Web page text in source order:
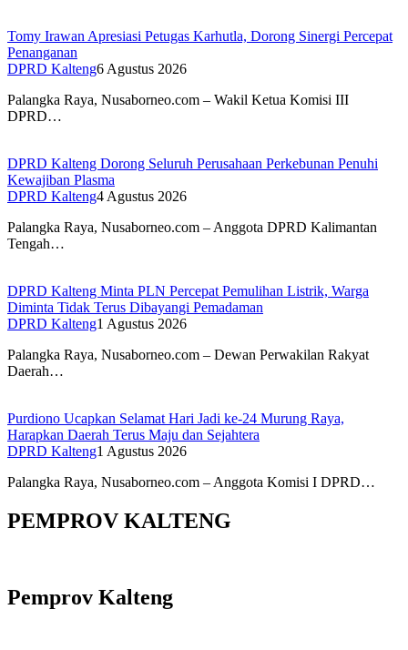
Tomy Irawan Apresiasi Petugas Karhutla, Dorong Sinergi Percepat
Penanganan
DPRD Kalteng6 Agustus 2026
Palangka Raya, Nusaborneo.com – Wakil Ketua Komisi III
DPRD…
DPRD Kalteng Dorong Seluruh Perusahaan Perkebunan Penuhi
Kewajiban Plasma
DPRD Kalteng4 Agustus 2026
Palangka Raya, Nusaborneo.com – Anggota DPRD Kalimantan
Tengah…
DPRD Kalteng Minta PLN Percepat Pemulihan Listrik, Warga
Diminta Tidak Terus Dibayangi Pemadaman
DPRD Kalteng1 Agustus 2026
Palangka Raya, Nusaborneo.com – Dewan Perwakilan Rakyat
Daerah…
Purdiono Ucapkan Selamat Hari Jadi ke-24 Murung Raya,
Harapkan Daerah Terus Maju dan Sejahtera
DPRD Kalteng1 Agustus 2026
Palangka Raya, Nusaborneo.com – Anggota Komisi I DPRD…
PEMPROV KALTENG
Pemprov Kalteng